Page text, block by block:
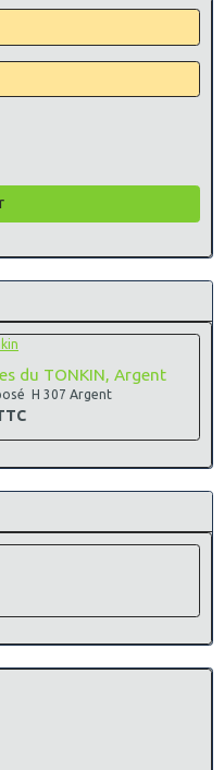
du TONKIN, Argent
H 307 Argent